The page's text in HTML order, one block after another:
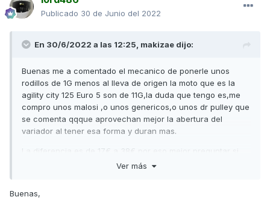
Publicado 30 de Junio del 2022
En 30/6/2022 a las 12:25, makizae dijo:
Buenas me a comentado el mecanico de ponerle unos
rodillos de 1G menos al lleva de origen la moto que es la
agility city 125 Euro 5 son de 11G,la duda que tengo es,me
compro unos malosi ,o unos genericos,o unos dr pulley que
se comenta qqque aprovechan mejor la abertura del
variador al tener esa forma y duran mas.
La diferencia es de 17€ a 38€ por eso mejor preguntar si
vale la pena realmente en rendimiento y durabilidad.
Ver más
Buenas,